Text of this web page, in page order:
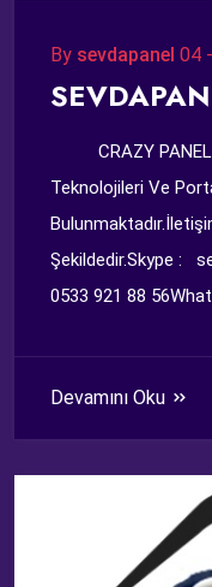
By sevdapanel 04
CRAZY PANEL
Teknolojileri Ve
Şekildedir.Skype :
0533 921 88
Devamını Oku